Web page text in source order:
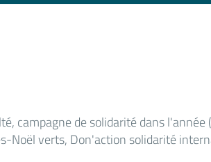
campagne de solidarité dans l'année
Noël verts, Don'action solidarité